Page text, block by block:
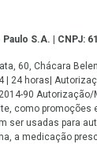
S.A. | CNPJ:
60, Chácara
| 24 horas|
90 Autorização/
como promoções
ser usadas para
a medicação